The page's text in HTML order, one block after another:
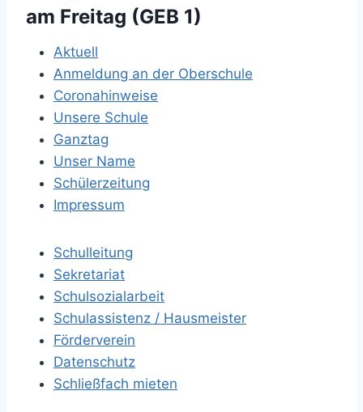
am Freitag (GEB 1)
Aktuell
Anmeldung an der Oberschule
Coronahinweise
Unsere Schule
Ganztag
Unser Name
Schülerzeitung
Impressum
Schulleitung
Sekretariat
Schulsozialarbeit
Schulassistenz / Hausmeister
Förderverein
Datenschutz
Schließfach mieten